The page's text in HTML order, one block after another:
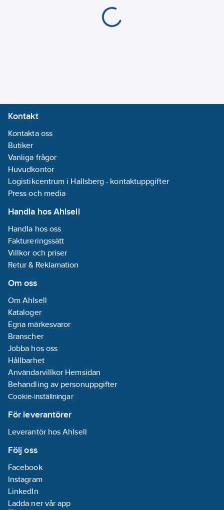
Kontakt
Kontakta oss
Butiker
Vanliga frågor
Huvudkontor
Logistikcentrum i Hallsberg - kontaktuppgifter
Press och media
Handla hos Ahlsell
Handla hos oss
Faktureringssätt
Villkor och priser
Retur & Reklamation
Om oss
Om Ahlsell
Kataloger
Egna märkesvaror
Branscher
Jobba hos oss
Hållbarhet
Användarvillkor Hemsidan
Behandling av personuppgifter
Cookie-inställningar
För leverantörer
Leverantör hos Ahlsell
Följ oss
Facebook
Instagram
LinkedIn
Ladda ner vår app